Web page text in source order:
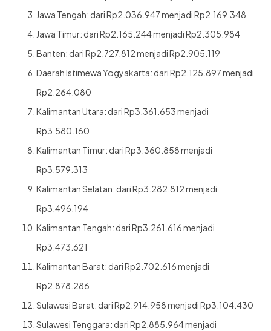
Jawa Tengah: dari Rp2.036.947 menjadi Rp2.169.348
Jawa Timur: dari Rp2.165.244 menjadi Rp2.305.984
Banten: dari Rp2.727.812 menjadi Rp2.905.119
Daerah Istimewa Yogyakarta: dari Rp2.125.897 menjadi
Rp2.264.080
Kalimantan Utara: dari Rp3.361.653 menjadi
Rp3.580.160
Kalimantan Timur: dari Rp3.360.858 menjadi
Rp3.579.313
Kalimantan Selatan: dari Rp3.282.812 menjadi
Rp3.496.194
Kalimantan Tengah: dari Rp3.261.616 menjadi
Rp3.473.621
Kalimantan Barat: dari Rp2.702.616 menjadi
Rp2.878.286
Sulawesi Barat: dari Rp2.914.958 menjadi Rp3.104.430
Sulawesi Tenggara: dari Rp2.885.964 menjadi